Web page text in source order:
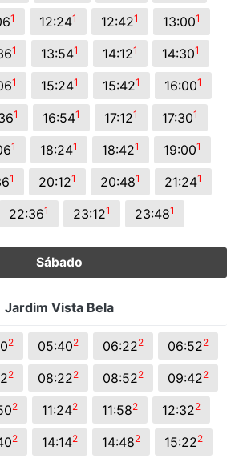
1 12:241 12:421 13:001
1 13:541 14:121 14:301
1 15:241 15:421 16:001
1 16:541 17:121 17:301
1 18:241 18:421 19:001
1 20:121 20:481 21:241
22:361 23:121 23:481
Sábado
Jardim Vista Bela
2 05:402 06:222 06:522
2 08:222 08:522 09:422
2 11:242 11:582 12:322
2 14:142 14:482 15:222